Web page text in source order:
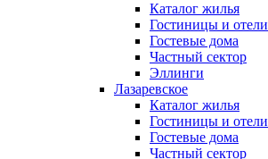
Каталог жилья
Гостиницы и отели
Гостевые дома
Частный сектор
Эллинги
Лазаревское
Каталог жилья
Гостиницы и отели
Гостевые дома
Частный сектор